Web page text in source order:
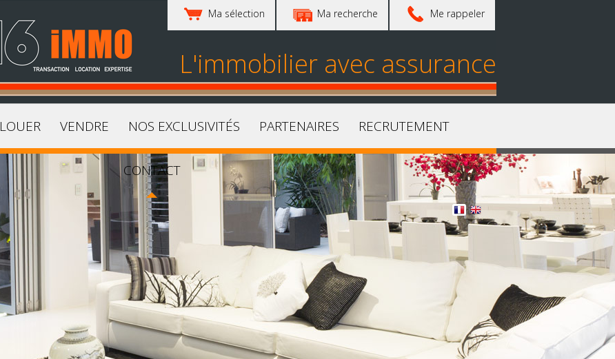
L'immobilier avec assurance
Me rappeler
Ma recherche
Ma sélection
LOUER VENDRE NOS EXCLUSIVITÉS PARTENAIRES RECRUTEMENT
CONTACT